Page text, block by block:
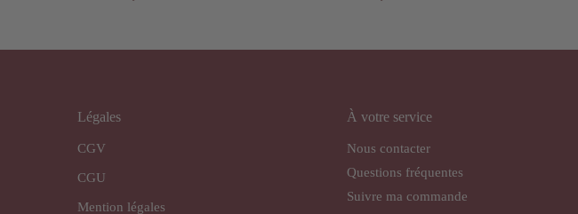
Légales
CGV
CGU
Mention légales
À votre service
Nous contacter
Questions fréquentes
Suivre ma commande